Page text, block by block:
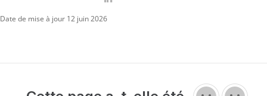
Date de mise à jour 12 juin 2026